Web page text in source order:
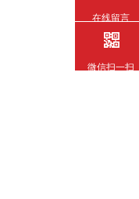
在线留言
微信扫一扫